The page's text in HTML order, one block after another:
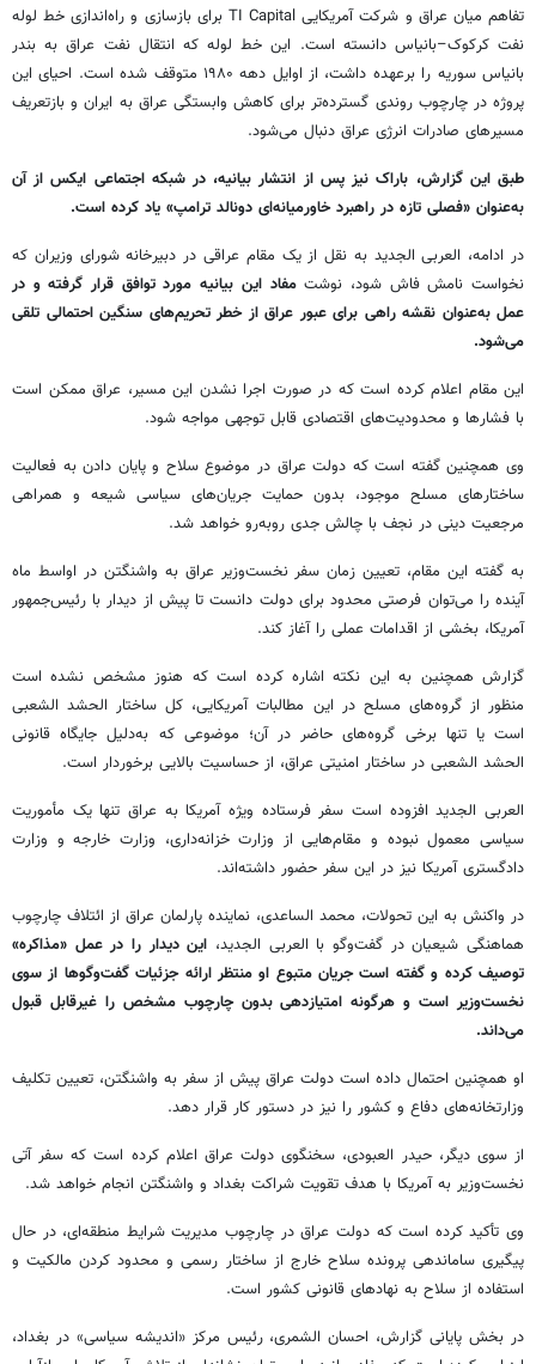
تفاهم میان عراق و شرکت آمریکایی TI Capital برای بازسازی و راه‌اندازی خط لوله
نفت کرکوک–بانیاس دانسته است. این خط لوله که انتقال نفت عراق به بندر
بانیاس سوریه را برعهده داشت، از اوایل دهه ۱۹۸۰ متوقف شده است. احیای این
پروژه در چارچوب روندی گسترده‌تر برای کاهش وابستگی عراق به ایران و بازتعریف
مسیرهای صادرات انرژی عراق دنبال می‌شود.
طبق این گزارش، باراک نیز پس از انتشار بیانیه، در شبکه اجتماعی ایکس از آن
به‌عنوان «فصلی تازه در راهبرد خاورمیانه‌ای دونالد ترامپ» یاد کرده است.
در ادامه، العربی الجدید به نقل از یک مقام عراقی در دبیرخانه شورای وزیران که
نخواست نامش فاش شود، نوشتمفاد این بیانیه مورد توافق قرار گرفته و در
عمل به‌عنوان نقشه راهی برای عبور عراق از خطر تحریم‌های سنگین احتمالی تلقی
می‌شود.
این مقام اعلام کرده است که در صورت اجرا نشدن این مسیر، عراق ممکن است
با فشارها و محدودیت‌های اقتصادی قابل توجهی مواجه شود.
وی همچنین گفته است که دولت عراق در موضوع سلاح و پایان‌ دادن به فعالیت
ساختارهای مسلح موجود، بدون حمایت جریان‌های سیاسی شیعه و همراهی
مرجعیت دینی در نجف با چالش جدی روبه‌رو خواهد شد.
به گفته این مقام، تعیین زمان سفر نخست‌وزیر عراق به واشنگتن در اواسط ماه
آینده را می‌توان فرصتی محدود برای دولت دانست تا پیش از دیدار با رئیس‌جمهور
آمریکا، بخشی از اقدامات عملی را آغاز کند.
گزارش همچنین به این نکته اشاره کرده است که هنوز مشخص نشده است
منظور از گروه‌های مسلح در این مطالبات آمریکایی، کل ساختار الحشد الشعبی
است یا تنها برخی گروه‌های حاضر در آن؛ موضوعی که به‌دلیل جایگاه قانونی
الحشد الشعبی در ساختار امنیتی عراق، از حساسیت بالایی برخوردار است.
العربی الجدید افزوده است سفر فرستاده ویژه آمریکا به عراق تنها یک مأموریت
سیاسی معمول نبوده و مقام‌هایی از وزارت خزانه‌داری، وزارت خارجه و وزارت
دادگستری آمریکا نیز در این سفر حضور داشته‌اند.
در واکنش به این تحولات، محمد الساعدی، نماینده پارلمان عراق از ائتلاف چارچوب
هماهنگی شیعیان در گفت‌وگو با العربی الجدید، این دیدار را در عمل «مذاکره»
توصیف کرده و گفته است جریان متبوع او منتظر ارائه جزئیات گفت‌وگوها از سوی
نخست‌وزیر است و هرگونه امتیازدهی بدون چارچوب مشخص را غیرقابل قبول
می‌داند.
او همچنین احتمال داده است دولت عراق پیش از سفر به واشنگتن، تعیین تکلیف
وزارتخانه‌های دفاع و کشور را نیز در دستور کار قرار دهد.
از سوی دیگر، حیدر العبودی، سخنگوی دولت عراق اعلام کرده است که سفر آتی
نخست‌وزیر به آمریکا با هدف تقویت شراکت بغداد و واشنگتن انجام خواهد شد.
وی تأکید کرده است که دولت عراق در چارچوب مدیریت شرایط منطقه‌ای، در حال
پیگیری ساماندهی پرونده سلاح خارج از ساختار رسمی و محدود کردن مالکیت و
استفاده از سلاح به نهادهای قانونی کشور است.
در بخش پایانی گزارش، احسان الشمری، رئیس مرکز «اندیشه سیاسی» در بغداد،